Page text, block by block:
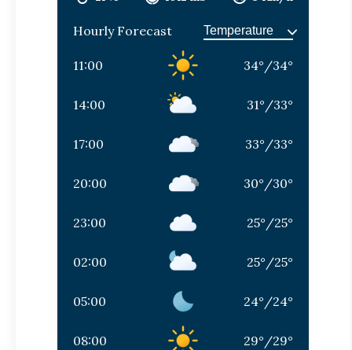
Hourly Forecast
11:00 34° /34°
14:00 31° /33°
17:00 33° /33°
20:00 30° /30°
23:00 25° /25°
02:00 25° /25°
05:00 24° /24°
08:00 29° /29°